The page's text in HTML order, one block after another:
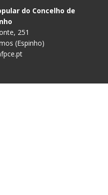
do Concelho de
251
(Espinho)